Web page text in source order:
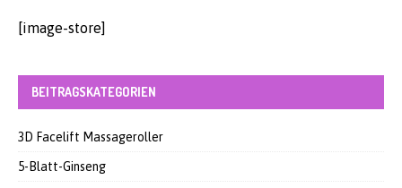
[image-store]
BEITRAGSKATEGORIEN
3D Facelift Massageroller
5-Blatt-Ginseng